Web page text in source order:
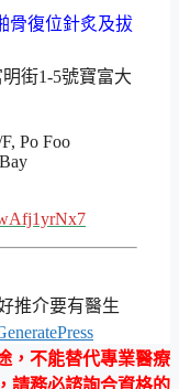
街1-5號寶富大
Po Foo
推介要有醫生
，不能替代專業醫療
請務必諮詢合資格的